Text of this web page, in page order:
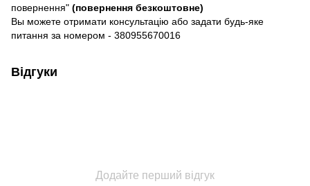
повернення" (повернення безкоштовне)
Вы можете отримати консультацію або задати будь-яке
питання за номером - 380955670016
Відгуки
Додайте перший відгук